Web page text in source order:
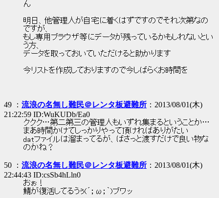
ん
明日、他管理人が自宅に着くはずですのでそれ次第なの
ですが、
もし専用ブラウザ等にデータが残っているかもしれないとい
う方、
データを取っておいていただけると助かります
今リストを作成しておりますので今しばらくお時間を
49 ： 流浪の名無し難民＠レンタ板避難所 ：2013/08/01(木)
21:22:59 ID:WuKUDb/Ea0
ククク…第二第三の管理人もいずれ集まるということか…
まあ時間かけてしっかりやって頂ければありがたい
datファイルは溜まってるが、ばさっと渡すだけで良い物な
のかね？
50 ： 流浪の名無し難民＠レンタ板避難所 ：2013/08/01(木)
22:44:43 ID:csSb4hLln0
おぉ！
鯖が復活してるうぅ(´；ω；｀)ブワッ